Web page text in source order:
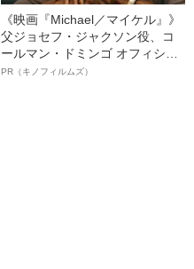
《映画『Michael／マイケル』》
父ジョセフ・ジャクソン役、コ
ールマン・ドミンゴ オフィシャ
ルインタビュー“観客を魅了した
PR（キノフィルムズ）